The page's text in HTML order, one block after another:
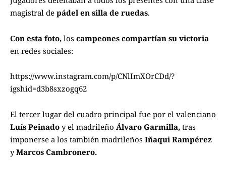
magistral de pádel en silla de ruedas.
Con esta foto, los campeones compartían su victoria
en redes sociales:
https://www.instagram.com/p/CNlImXOrCDd/?
igshid=d3b8sxzogq62
El tercer lugar del cuadro principal fue por el valenciano
Luís Peinado y el madrileño Álvaro Garmilla, tras
imponerse a los también madrileños Iñaqui Rampérez
yMarcos Cambronero.